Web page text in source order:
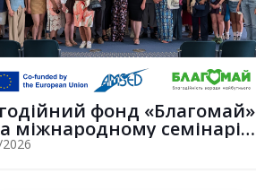
фонд «Благомай»
міжнародному семінарі
у С...